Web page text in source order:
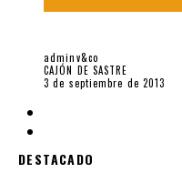
adminv&co
CAJÓN DE SASTRE
3 de septiembre de 2013
DESTACADO